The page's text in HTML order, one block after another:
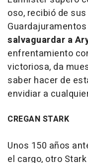
oso, recibió de
salvaguardar a
enfrentamiento
victoriosa, da
saber hacer de
envidiar a
CREGAN STARK
Unos 150 años
el cargo, otro